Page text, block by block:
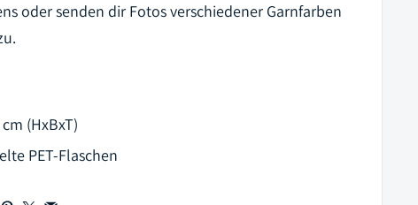
oder senden dir Fotos verschiedener Garnfarben
(HxBxT)
PET-Flaschen